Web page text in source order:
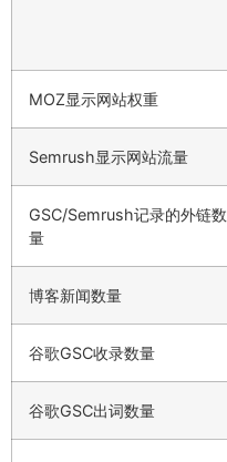
MOZ显示网站权重
Semrush显示网站流量
GSC/Semrush记录的外链数
量
博客新闻数量
谷歌GSC收录数量
谷歌GSC出词数量